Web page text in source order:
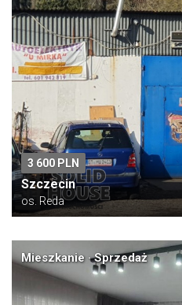
3 600 PLN
Szczecin
os. Reda
Mieszkanie · Sprzedaż